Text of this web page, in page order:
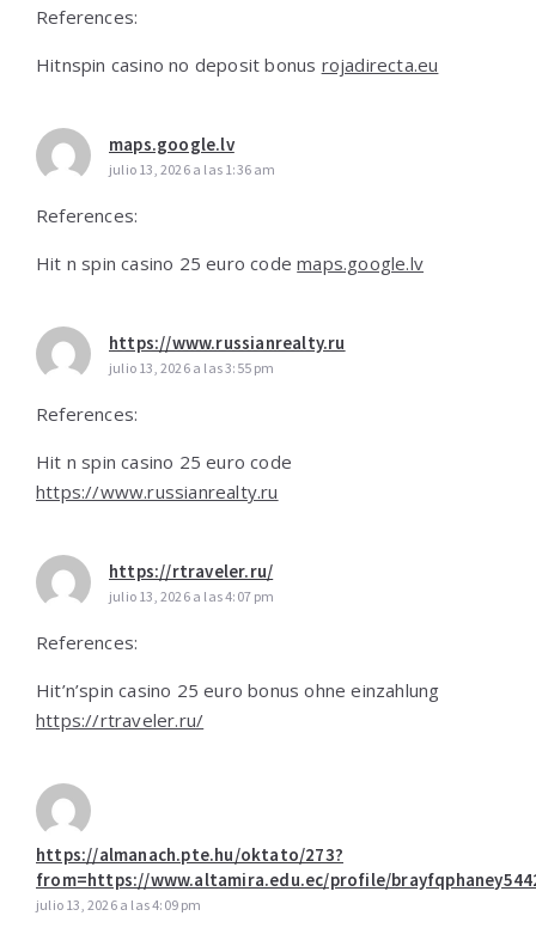
References:
Hitnspin casino no deposit bonus rojadirecta.eu
maps.google.lv
julio 13, 2026 a las 1:36 am
References:
Hit n spin casino 25 euro codemaps.google.lv
https://www.russianrealty.ru
julio 13, 2026 a las 3:55 pm
References:
Hit n spin casino 25 euro code
https://www.russianrealty.ru
https://rtraveler.ru/
julio 13, 2026 a las 4:07 pm
References:
Hit’n’spin casino 25 euro bonus ohne einzahlung
https://rtraveler.ru/
https://almanach.pte.hu/oktato/273?
from=https://www.altamira.edu.ec/profile/
julio 13, 2026 a las 4:09 pm